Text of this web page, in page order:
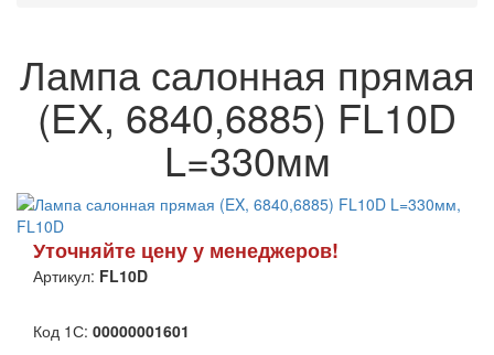
Лампа салонная прямая
(EX, 6840,6885) FL10D
L=330мм
Уточняйте цену у менеджеров!
Артикул: FL10D
Код 1С: 00000001601